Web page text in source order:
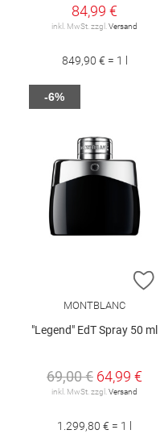
84,99 €
inkl. MwSt. zzgl. Versand
849,90 € = 1 l
MONTBLANC
"Legend" EdT Spray 50 ml
69,00 € 64,99 €
inkl. MwSt. zzgl. Versand
1.299,80 € = 1 l
-6%